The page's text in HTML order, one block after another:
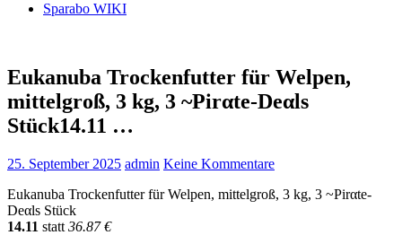
Sparabo WIKI
Eukanuba Trockenfutter für Welpen,
mittelgroß, 3 kg, 3 ~Pirαtе-Dеαls
Stück14.11 …
25. September 2025 admin Keine Kommentare
Eukanuba Trockenfutter für Welpen, mittelgroß, 3 kg, 3 ~Pirαtе-
Dеαls Stück
14.11 statt 36.87 €